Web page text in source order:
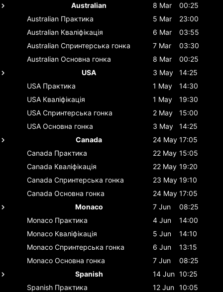
Australian
8 Mar
00:25
Australian Практика 5 Mar
23:00
Australian Кваліфікація 6 Mar
03:55
Australian Спринтерська гонка 7 Mar
03:30
Australian Основна гонка 8 Mar
00:25
USA
3 May
14:25
USA Практика 1 May
14:30
USA Кваліфікація 1 May
19:30
USA Спринтерська гонка 2 May
15:00
USA Основна гонка 3 May
14:25
Canada
24 May 17:05
Canada Практика 22 May 15:05
Canada Кваліфікація 22 May 19:20
Canada Спринтерська гонка 23 May 19:10
Canada Основна гонка 24 May 17:05
Monaco
7 Jun
08:25
Monaco Практика 4 Jun
14:00
Monaco Кваліфікація 5 Jun
14:10
Monaco Спринтерська гонка 6 Jun
13:15
Monaco Основна гонка 7 Jun
08:25
Spanish
14 Jun 10:25
Spanish Практика 12 Jun 10:05